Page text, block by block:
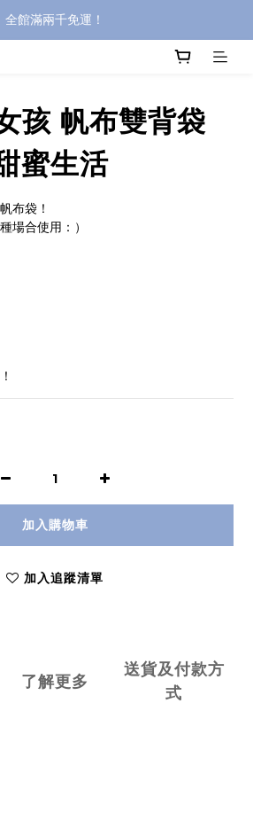
全館滿兩千免運！
全館滿兩千免運！
孩 帆布雙背袋
蜜生活
布袋！
場合使用：）
加入購物車
加入追蹤清單
了解更多
送貨及付款方
式